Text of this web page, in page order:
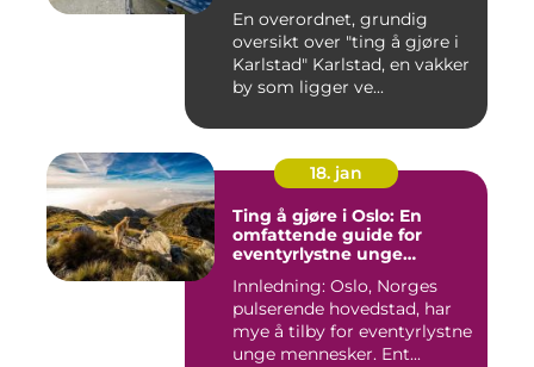
En overordnet, grundig
oversikt over "ting å gjøre i
Karlstad" Karlstad, en vakker
by som ligger ve...
18. jan
Ting å gjøre i Oslo: En
omfattende guide for
eventyrlystne unge
Innledning: Oslo, Norges
pulserende hovedstad, har
mye å tilby for eventyrlystne
unge mennesker. Ent...